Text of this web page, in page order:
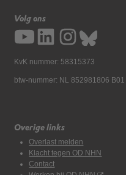
Volg ons
KvK nummer: 58315373
btw-nummer: NL 852981806 B01
Overige links
Overlast melden
Klacht tegen OD NHN
Contact